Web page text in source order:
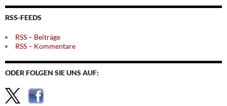
Themen
RSS-FEEDS
RSS – Beiträge
RSS – Kommentare
ODER FOLGEN SIE UNS AUF: